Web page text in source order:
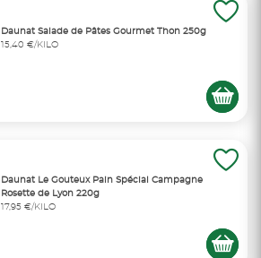
Daunat Salade de Pâtes Gourmet Thon 250g
15,40 €/KILO
Daunat Le Gouteux Pain Spécial Campagne
Rosette de Lyon 220g
17,95 €/KILO